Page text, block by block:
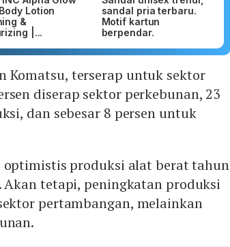
Lotion
&
|...
sandal pria terbaru.
Motif kartun
berpendar.
Komatsu, terserap untuk sektor
diserap sektor perkebunan, 23
dan sebesar 8 persen untuk
produksi alat berat tahun
tetapi, peningkatan produksi
pertambangan, melainkan